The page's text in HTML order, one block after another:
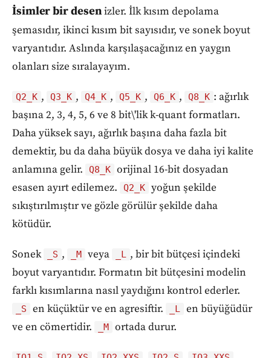
İsimler bir desenizler. İlk kısım depolama
şemasıdır, ikinci kısım bit sayısıdır, ve sonek boyut
varyantıdır. Aslında karşılaşacağınız en yaygın
olanları size sıralayayım.
Q2_K , Q3_K , Q4_K , Q5_K , Q6_K , Q8_K : ağırlık
başına 2, 3, 4, 5, 6 ve 8 bit\'lik k-quant formatları.
Daha yüksek sayı, ağırlık başına daha fazla bit
demektir, bu da daha büyük dosya ve daha iyi kalite
anlamına gelir.
Q8_K orijinal 16-bit dosyadan
esasen ayırt edilemez.
Q2_K yoğun şekilde
sıkıştırılmıştır ve gözle görülür şekilde daha
kötüdür.
Sonek _S , _M veya _L , bir bit bütçesi içindeki
boyut varyantıdır. Formatın bit bütçesini modelin
farklı kısımlarına nasıl yaydığını kontrol ederler.
_S en küçüktür ve en agresiftir. _L en büyüğüdür
ve en cömertidir.
_M ortada durur.